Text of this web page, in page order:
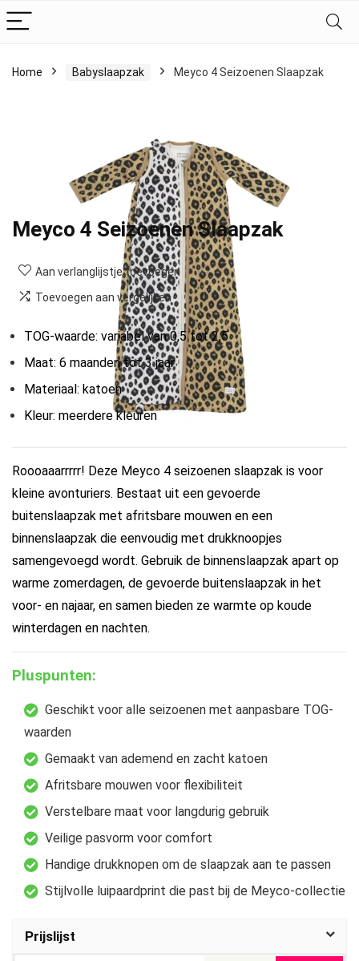
Home Babyslaapzak Meyco 4 Seizoenen Slaapzak
Last updated on 24/07/2026 16:15
Babyslaapzak Tag:4-seizoenen slaapzak
Meyco 4 Seizoenen Slaapzak
Aan verlanglijstje toevoegen
Toevoegen aan vergelijken
TOG-waarde: variabel van 0,5 tot 2,5
Maat: 6 maanden tot 3 jaar
Materiaal: katoen
Kleur: meerdere kleuren
Roooaaarrrrr! Deze Meyco 4 seizoenen slaapzak is voor
kleine avonturiers. Bestaat uit een gevoerde
buitenslaapzak met afritsbare mouwen en een
binnenslaapzak die eenvoudig met drukknoopjes
samengevoegd wordt. Gebruik de binnenslaapzak apart op
warme zomerdagen, de gevoerde buitenslaapzak in het
voor- en najaar, en samen bieden ze warmte op koude
winterdagen en nachten.
Pluspunten:
Geschikt voor alle seizoenen met aanpasbare TOG-
waarden
Gemaakt van ademend en zacht katoen
Afritsbare mouwen voor flexibiliteit
Verstelbare maat voor langdurig gebruik
Veilige pasvorm voor comfort
Handige drukknopen om de slaapzak aan te passen
Stijlvolle luipaardprint die past bij de Meyco-collectie
Prijslijst